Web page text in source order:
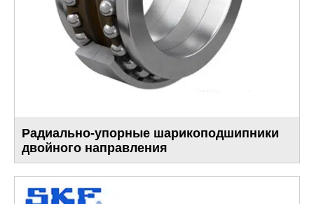
Радиально-упорные шарикоподшипники
двойного направления